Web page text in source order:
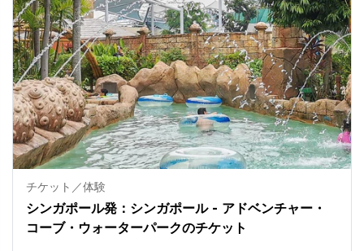
チケット／体験
シンガポール発：シンガポール - アドベンチャー・
コーブ・ウォーターパークのチケット